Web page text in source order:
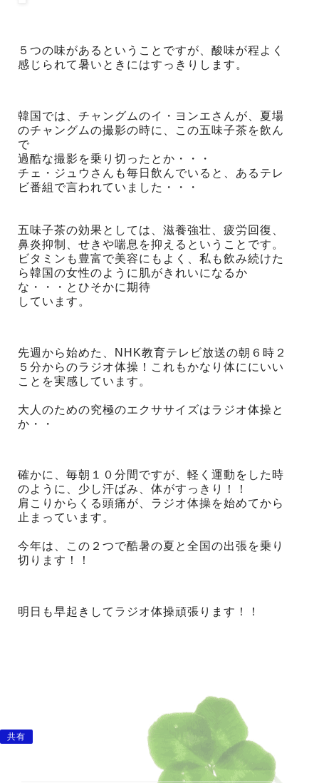
５つの味があるということですが、酸味が程よく
感じられて暑いときにはすっきりします。
韓国では、チャングムのイ・ヨンエさんが、夏場
のチャングムの撮影の時に、この五味子茶を飲ん
で
過酷な撮影を乗り切ったとか・・・
チェ・ジュウさんも毎日飲んでいると、あるテレ
ビ番組で言われていました・・・
五味子茶の効果としては、滋養強壮、疲労回復、
鼻炎抑制、せきや喘息を抑えるということです。
ビタミンも豊富で美容にもよく、私も飲み続けた
ら韓国の女性のように肌がきれいになるか
な・・・とひそかに期待
しています。
先週から始めた、NHK教育テレビ放送の朝６時２
５分からのラジオ体操！これもかなり体ににいい
ことを実感しています。
大人のための究極のエクササイズはラジオ体操と
か・・
確かに、毎朝１０分間ですが、軽く運動をした時
のように、少し汗ばみ、体がすっきり！！
肩こりからくる頭痛が、ラジオ体操を始めてから
止まっています。
今年は、この２つで酷暑の夏と全国の出張を乗り
切ります！！
明日も早起きしてラジオ体操頑張ります！！
共有